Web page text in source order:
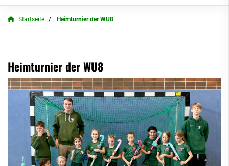
Startseite Heimturnier der WU8
Heimturnier der WU8